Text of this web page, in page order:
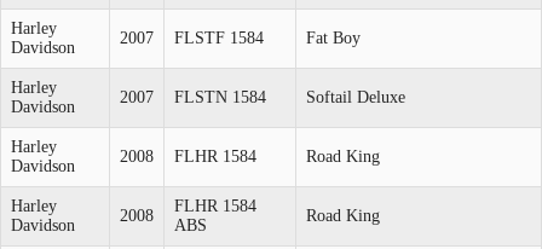
Harley
Davidson
2007 FLSTF 1584 Fat Boy
Harley
Davidson
2007 FLSTN 1584 Softail Deluxe
Harley
Davidson
2008 FLHR 1584 Road King
Harley
Davidson
2008
FLHR 1584
ABS
Road King